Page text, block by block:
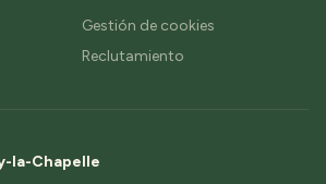
Gestión de cookies
Reclutamiento
la-Chapelle